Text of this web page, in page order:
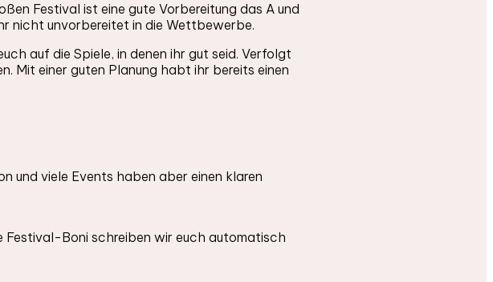
Festival ist eine gute Vorbereitung das A und
nicht unvorbereitet in die Wettbewerbe.
auf die Spiele, in denen ihr gut seid. Verfolgt
Mit einer guten Planung habt ihr bereits einen
und viele Events haben aber einen klaren
Festival-Boni schreiben wir euch automatisch